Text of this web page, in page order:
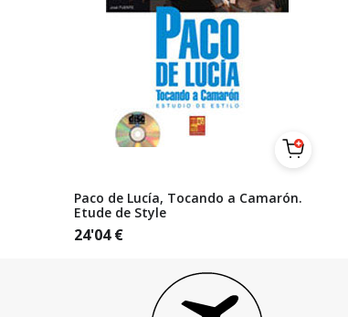
Paco de Lucía, Tocando a Camarón.
Etude de Style
24'04€